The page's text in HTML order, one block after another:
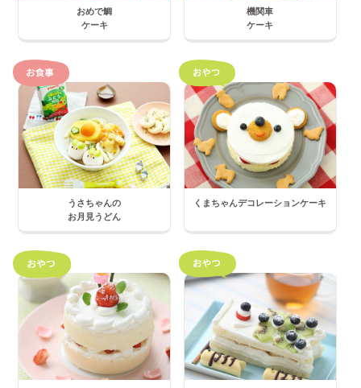
おめで鯛
ケーキ
機関車
ケーキ
うさちゃんの
お月見うどん
くまちゃんデコレーションケーキ